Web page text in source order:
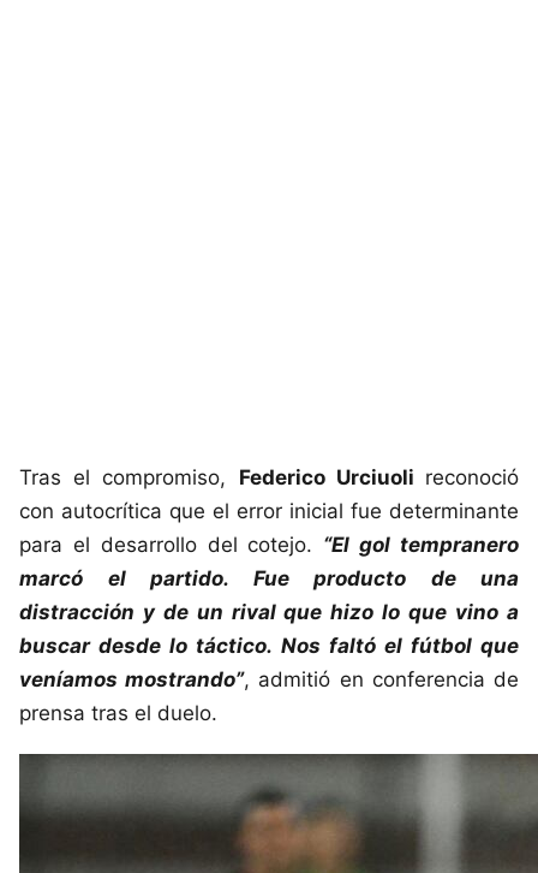
Tras el compromiso, Federico Urciuoli reconoció
con autocrítica que el error inicial fue determinante
para el desarrollo del cotejo. “El gol tempranero
marcó el partido. Fue producto de una
distracción y de un rival que hizo lo que vino a
buscar desde lo táctico. Nos faltó el fútbol que
veníamos mostrando”, admitió en conferencia de
prensa tras el duelo.